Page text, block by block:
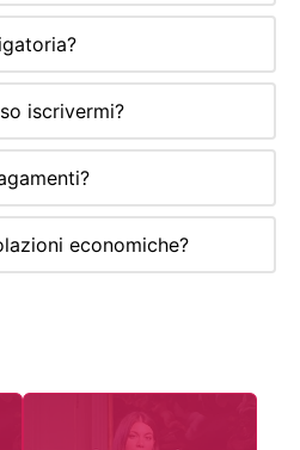
iscrivermi?
economiche?